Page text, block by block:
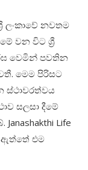
ලංකාවේ නවතම
වන විට ශ්‍රී
වෙමින් පවතින
මෙම පිරිසට
ස්ථාවරත්වය
සලසා දීමේ
Life
ඇත්තේ එම